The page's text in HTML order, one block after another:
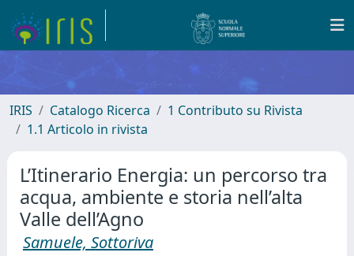
IRIS Catalogo Ricerca
1 Contributo su Rivista
1.1 Articolo in rivista
L’Itinerario Energia: un percorso tra
acqua, ambiente e storia nell’alta
Valle dell’Agno
Samuele, Sottoriva